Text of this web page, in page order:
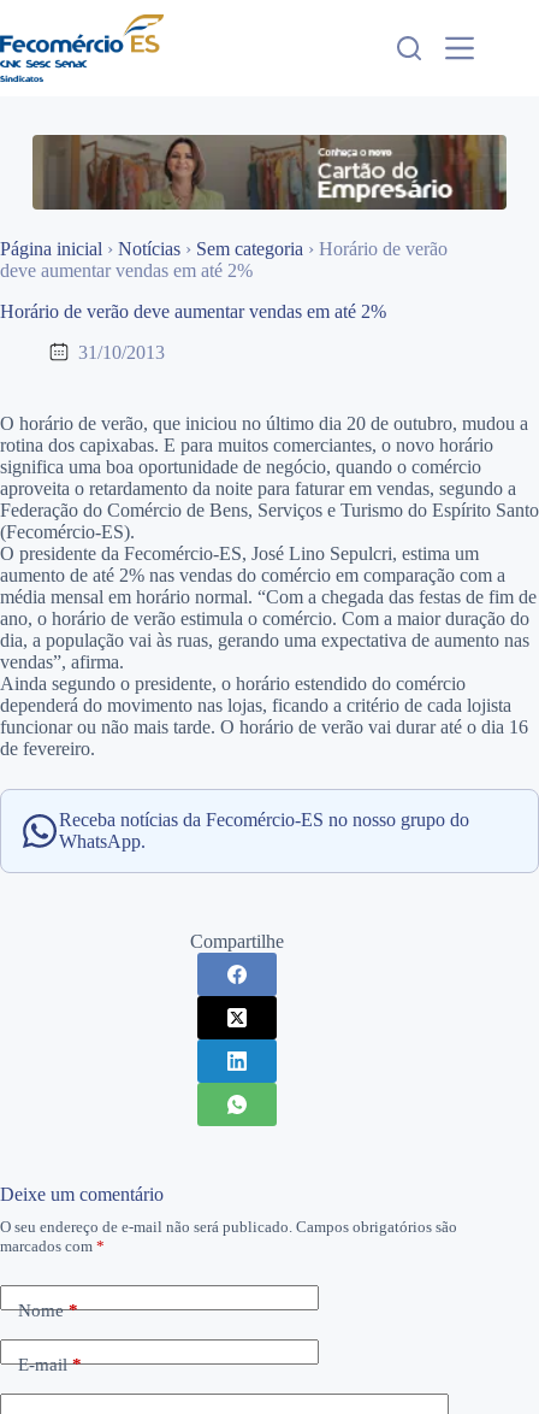
para
o
conteúdo
Página inicial › Notícias › Sem categoria › Horário de verão
deve aumentar vendas em até 2%
Horário de verão deve aumentar vendas em até 2%
31/10/2013
O horário de verão, que iniciou no último dia 20 de outubro, mudou a
rotina dos capixabas. E para muitos comerciantes, o novo horário
significa uma boa oportunidade de negócio, quando o comércio
aproveita o retardamento da noite para faturar em vendas, segundo a
Federação do Comércio de Bens, Serviços e Turismo do Espírito Santo
(Fecomércio-ES).
O presidente da Fecomércio-ES, José Lino Sepulcri, estima um
aumento de até 2% nas vendas do comércio em comparação com a
média mensal em horário normal. “Com a chegada das festas de fim de
ano, o horário de verão estimula o comércio. Com a maior duração do
dia, a população vai às ruas, gerando uma expectativa de aumento nas
vendas”, afirma.
Ainda segundo o presidente, o horário estendido do comércio
dependerá do movimento nas lojas, ficando a critério de cada lojista
funcionar ou não mais tarde. O horário de verão vai durar até o dia 16
de fevereiro.
Receba notícias da Fecomércio-ES no nosso grupo do
WhatsApp.
Compartilhe
Deixe um comentário
O seu endereço de e-mail não será publicado. Campos obrigatórios são
marcados com *
Nome*
E-mail*